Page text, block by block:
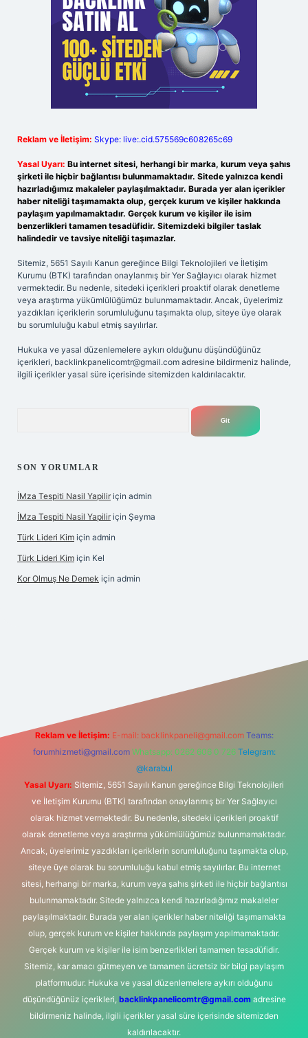
Reklam ve İletişim: Skype: live:.cid.575569c608265c69
Yasal Uyarı: Bu internet sitesi, herhangi bir marka, kurum veya şahıs
şirketi ile hiçbir bağlantısı bulunmamaktadır. Sitede yalnızca kendi
hazırladığımız makaleler paylaşılmaktadır. Burada yer alan içerikler
haber niteliği taşımamakta olup, gerçek kurum ve kişiler hakkında
paylaşım yapılmamaktadır. Gerçek kurum ve kişiler ile isim
benzerlikleri tamamen tesadüfidir. Sitemizdeki bilgiler taslak
halindedir ve tavsiye niteliği taşımazlar.
Sitemiz, 5651 Sayılı Kanun gereğince Bilgi Teknolojileri ve İletişim
Kurumu (BTK) tarafından onaylanmış bir Yer Sağlayıcı olarak hizmet
vermektedir. Bu nedenle, sitedeki içerikleri proaktif olarak denetleme
veya araştırma yükümlülüğümüz bulunmamaktadır. Ancak, üyelerimiz
yazdıkları içeriklerin sorumluluğunu taşımakta olup, siteye üye olarak
bu sorumluluğu kabul etmiş sayılırlar.
Hukuka ve yasal düzenlemelere aykırı olduğunu düşündüğünüz
içerikleri, backlinkpanelicomtr@gmail.com adresine bildirmeniz halinde,
ilgili içerikler yasal süre içerisinde sitemizden kaldırılacaktır.
SON YORUMLAR
İMza Tespiti Nasil Yapilir için admin
İMza Tespiti Nasil Yapilir için Şeyma
Türk Lideri Kim için admin
Türk Lideri Kim için Kel
Kor Olmuş Ne Demek için admin
Reklam ve İletişim: E-mail: backlinkpaneli@gmail.com Teams:
forumhizmeti@gmail.com Whatsapp: 0262 606 0 726 Telegram:
@karabul
Yasal Uyarı: Sitemiz, 5651 Sayılı Kanun gereğince Bilgi Teknolojileri
ve İletişim Kurumu (BTK) tarafından onaylanmış bir Yer Sağlayıcı
olarak hizmet vermektedir. Bu nedenle, sitedeki içerikleri proaktif
olarak denetleme veya araştırma yükümlülüğümüz bulunmamaktadır.
Ancak, üyelerimiz yazdıkları içeriklerin sorumluluğunu taşımakta olup,
siteye üye olarak bu sorumluluğu kabul etmiş sayılırlar. Bu internet
sitesi, herhangi bir marka, kurum veya şahıs şirketi ile hiçbir bağlantısı
bulunmamaktadır. Sitede yalnızca kendi hazırladığımız makaleler
paylaşılmaktadır. Burada yer alan içerikler haber niteliği taşımamakta
olup, gerçek kurum ve kişiler hakkında paylaşım yapılmamaktadır.
Gerçek kurum ve kişiler ile isim benzerlikleri tamamen tesadüfidir.
Sitemiz, kar amacı gütmeyen ve tamamen ücretsiz bir bilgi paylaşım
platformudur. Hukuka ve yasal düzenlemelere aykırı olduğunu
düşündüğünüz içerikleri, backlinkpanelicomtr@gmail.comadresine
bildirmeniz halinde, ilgili içerikler yasal süre içerisinde sitemizden
kaldırılacaktır.